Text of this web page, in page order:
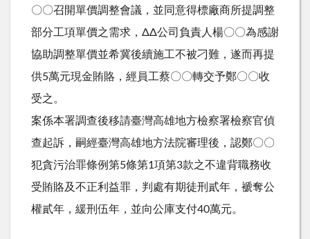
〇〇召開單價調整會議，並同意得標廠商所提調整
部分工項單價之需求，ΔΔ公司負責人楊〇〇為感謝
協助調整單價並希冀後續施工不被刁難，遂而再提
供5萬元現金賄賂，經員工蔡〇〇轉交予鄭〇〇收
受之。
案係本署調查後移請臺灣高雄地方檢察署檢察官偵
查起訴，嗣經臺灣高雄地方法院審理後，認鄭〇〇
犯貪污治罪條例第5條第1項第3款之不違背職務收
受賄賂及不正利益罪，判處有期徒刑貳年，褫奪公
權貳年，緩刑伍年，並向公庫支付40萬元。